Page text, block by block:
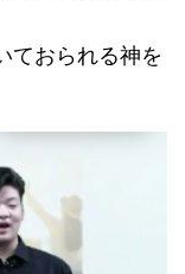
ておられる神を